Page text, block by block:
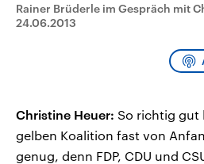
Umfragen, Prognosen,
Wahlprogramme, aktuelle Berichte
und Kandidaten der anstehenden
Rainer Brüderle im Gespräch mit
24.06.2013
Christine Heuer: So richtig gut
gelben Koalition fast von
genug, denn FDP, CDU und